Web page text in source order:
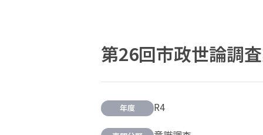
第26回市政世論調
年度 R4